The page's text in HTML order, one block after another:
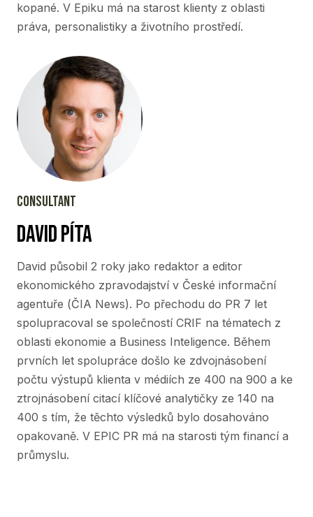
kopané. V Epiku má na starost klienty z oblasti
práva, personalistiky a životního prostředí.
CONSULTANT
david píta
David působil 2 roky jako redaktor a editor
ekonomického zpravodajství v České informační
agentuře (ČIA News). Po přechodu do PR 7 let
spolupracoval se společností CRIF na tématech z
oblasti ekonomie a Business Inteligence. Během
prvních let spolupráce došlo ke zdvojnásobení
počtu výstupů klienta v médiích ze 400 na 900 a ke
ztrojnásobení citací klíčové analytičky ze 140 na
400 s tím, že těchto výsledků bylo dosahováno
opakovaně. V EPIC PR má na starosti tým financí a
průmyslu.